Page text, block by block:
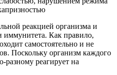
реакцией организма и
иммунитета. Как правило,
самостоятельно и не
Поскольку организм каждого
разному реагирует на